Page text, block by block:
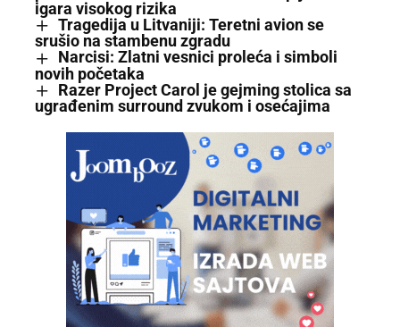
igara visokog rizika
Tragedija u Litvaniji: Teretni avion se
srušio na stambenu zgradu
Narcisi: Zlatni vesnici proleća i simboli
novih početaka
Razer Project Carol je gejming stolica sa
ugrađenim surround zvukom i osećajima